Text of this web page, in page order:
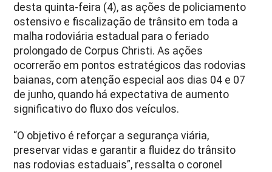
desta quinta-feira (4), as ações de policiamento
ostensivo e fiscalização de trânsito em toda a
malha rodoviária estadual para o feriado
prolongado de Corpus Christi. As ações
ocorrerão em pontos estratégicos das rodovias
baianas, com atenção especial aos dias 04 e 07
de junho, quando há expectativa de aumento
significativo do fluxo dos veículos.
“O objetivo é reforçar a segurança viária,
preservar vidas e garantir a fluidez do trânsito
nas rodovias estaduais”, ressalta o coronel